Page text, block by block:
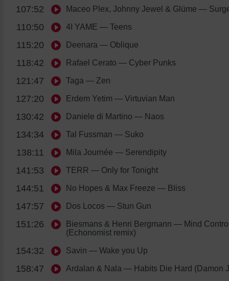
107:52 Maceo Plex, Johnny Jewel & Glüme —
110:50 4I YAME — Teens
115:20 Deenara — Oblique
118:42 Rafael Cerato — Cyber Punks
121:47 Taga — Zen
127:20 Erdem Yetim — Virtuvian Man
130:42 Daniele di Martino — Naos
134:34 Tal Fussman — Suko
138:11 Mila Journée — Serendipity
141:53 TERR — Only for Tonight
144:51 No Hopes & Max Freeze — Bliss
147:57 Dos Locos — Stun Gun
151:26 Biesmans & Henri Bergmann — Mind
(Echonomist remix)
154:32 Savin — Wake you Up
158:47 Ardalan & Nala — Habits Die Hard (Damon